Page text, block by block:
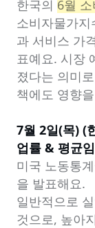
한국의 6월
소비자물가
과 서비스 가
표예요. 시장
졌다는 의미
책에도 영향
7월 2일(목) (
업률 & 평균
미국 노동통
을 발표해요.
일반적으로
것으로, 높아